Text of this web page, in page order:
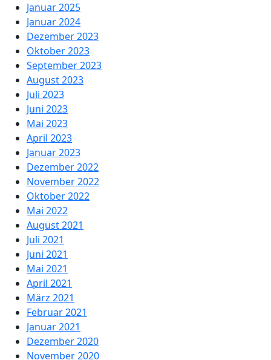
Januar 2025
Januar 2024
Dezember 2023
Oktober 2023
September 2023
August 2023
Juli 2023
Juni 2023
Mai 2023
April 2023
Januar 2023
Dezember 2022
November 2022
Oktober 2022
Mai 2022
August 2021
Juli 2021
Juni 2021
Mai 2021
April 2021
März 2021
Februar 2021
Januar 2021
Dezember 2020
November 2020